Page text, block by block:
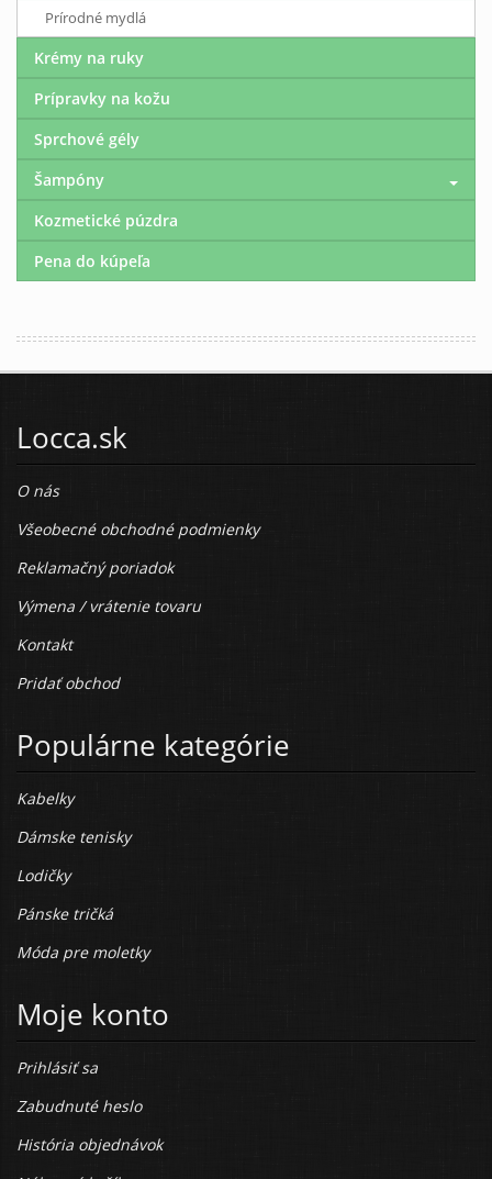
Prírodné mydlá
Krémy na ruky
Prípravky na kožu
Sprchové gély
Šampóny
Kozmetické púzdra
Pena do kúpeľa
Locca.sk
O nás
Všeobecné obchodné podmienky
Reklamačný poriadok
Výmena / vrátenie tovaru
Kontakt
Pridať obchod
Populárne kategórie
Kabelky
Dámske tenisky
Lodičky
Pánske tričká
Móda pre moletky
Moje konto
Prihlásiť sa
Zabudnuté heslo
História objednávok